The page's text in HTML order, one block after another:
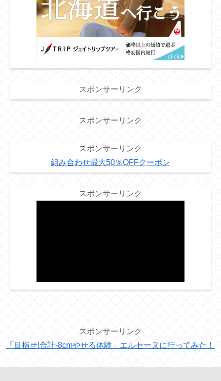
スポンサーリンク
スポンサーリンク
スポンサーリンク
組み合わせ最大50％OFFクーポン
スポンサーリンク
スポンサーリンク
「目指せ!合計-8cmやせる体験」エルセーヌに行ってみた！